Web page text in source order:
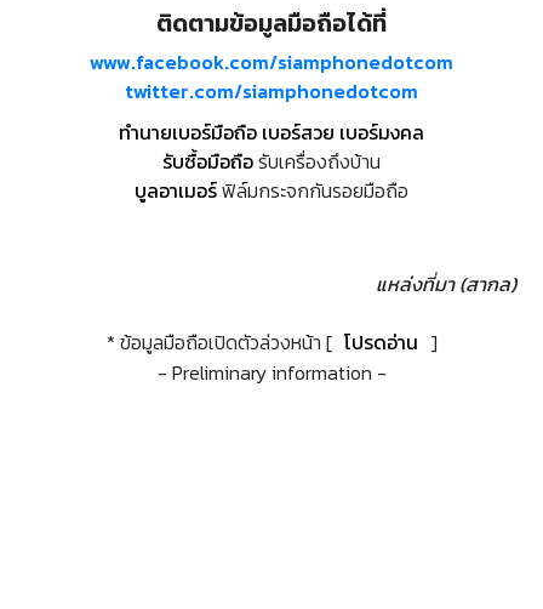
ติดตามข้อมูลมือถือได้ที่
www.facebook.com/siamphonedotcom
twitter.com/siamphonedotcom
ทำนายเบอร์มือถือ เบอร์สวย เบอร์มงคล
รับซื้อมือถือรับเครื่องถึงบ้าน
บูลอาเมอร์ฟิล์มกระจกกันรอยมือถือ
แหล่งที่มา (สากล)
* ข้อมูลมือถือเปิดตัวล่วงหน้า [ โปรดอ่าน ]
- Preliminary information -